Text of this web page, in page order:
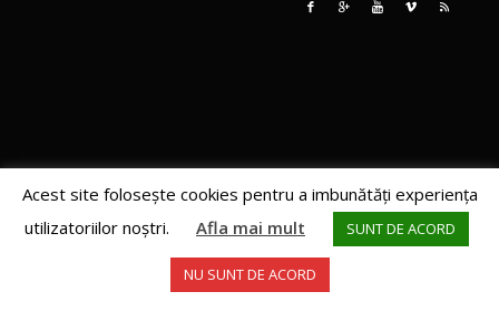
Acest site foloseşte cookies pentru a imbunătăţi experienţa
utilizatoriilor noştri.
Afla mai mult SUNT DE ACORD
NU SUNT DE ACORD